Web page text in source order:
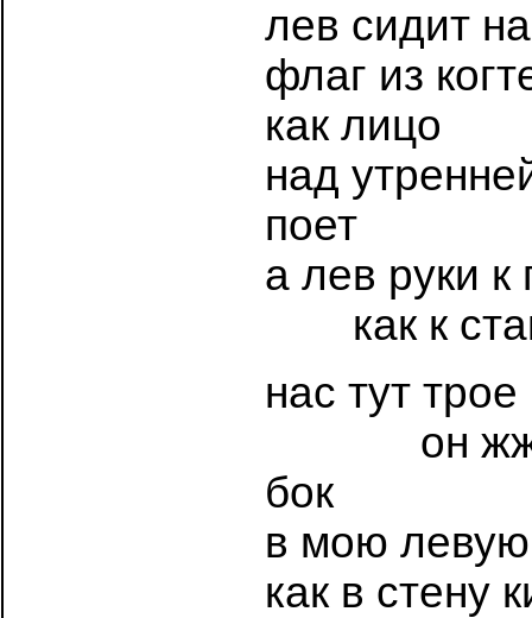
лев сидит
флаг из
как лицо
над
поет
а лев руки к
как к
нас тут
он
бок
в мою левую
как в стену